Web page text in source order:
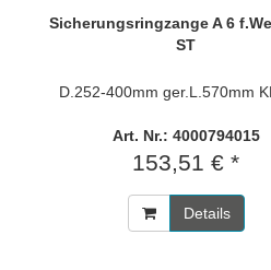
Sicherungsringzange A 6
ST
D.252-400mm ger.L.570mm
Art. Nr.: 4000794015
153,51 € *
Details